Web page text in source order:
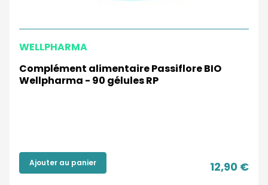
WELLPHARMA
Complément alimentaire Passiflore BIO
Wellpharma - 90 gélules RP
Ajouter au panier 12,90 €